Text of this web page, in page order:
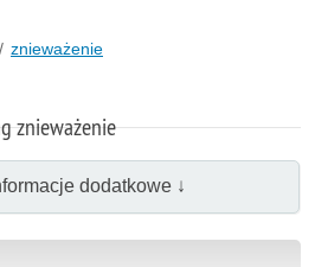
znieważenie
znieważenie
dodatkowe ↓